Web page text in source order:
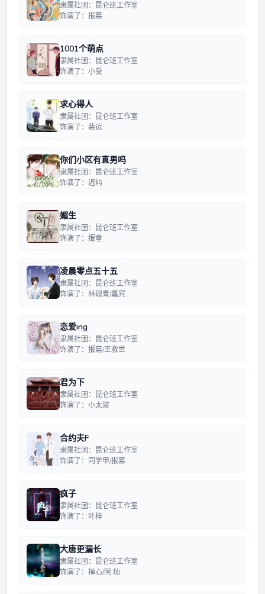
隶属社团：昆仑班工作室
饰演了：报幕
1001个萌点
隶属社团：昆仑班工作室
饰演了：小受
求心得人
隶属社团：昆仑班工作室
饰演了：裴运
你们小区有直男吗
隶属社团：昆仑班工作室
饰演了：迟屿
媚生
隶属社团：昆仑班工作室
饰演了：报童
凌晨零点五十五
隶属社团：昆仑班工作室
饰演了：林砚青/嘉宾
恋爱ing
隶属社团：昆仑班工作室
饰演了：报幕/王救世
君为下
隶属社团：昆仑班工作室
饰演了：小太监
合约夫F
隶属社团：昆仑班工作室
饰演了：同学甲/报幕
疯子
隶属社团：昆仑班工作室
饰演了：叶梓
大唐更漏长
隶属社团：昆仑班工作室
饰演了：禅心/阿 灿